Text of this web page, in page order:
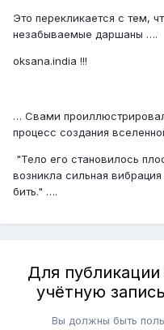
Это перекликается с тем,
незабываемые даршаны ….
oksana.india !!!
… Свами
процесс создания
"Тело его становилось
возникла сильная
бить." ….
Для
учётную
Вы должны быть